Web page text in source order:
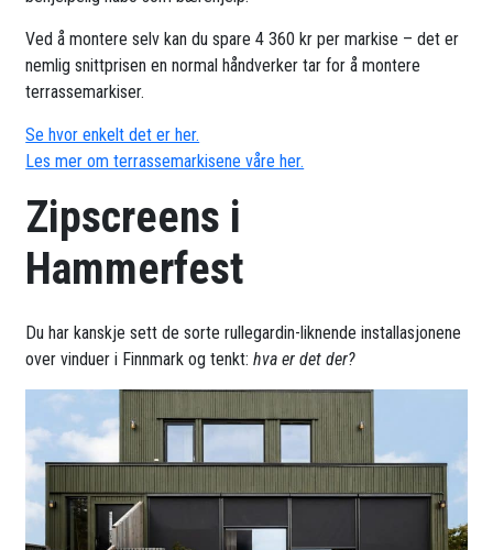
Ved å montere selv kan du spare 4 360 kr per markise – det er
nemlig snittprisen en normal håndverker tar for å montere
terrassemarkiser.
Se hvor enkelt det er her.
Les mer om terrassemarkisene våre her.
Zipscreens i
Hammerfest
Du har kanskje sett de sorte rullegardin-liknende installasjonene
over vinduer i Finnmark og tenkt:hva er det der?